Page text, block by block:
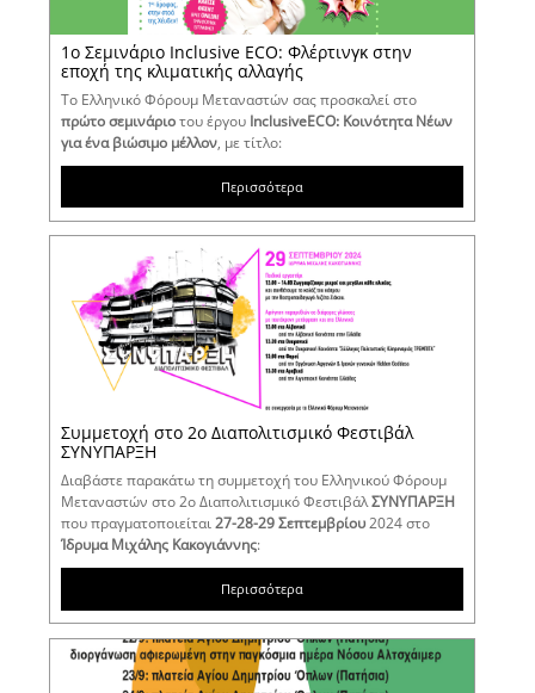
1o Σεμινάριο Inclusive ECO: Φλέρτινγκ στην
εποχή της κλιματικής αλλαγής
Το Ελληνικό Φόρουμ Μεταναστών σας προσκαλεί στο
πρώτο σεμινάριοτου έργου InclusiveECO: Κοινότητα Νέων
για ένα βιώσιμο μέλλον, με τίτλο:
Περισσότερα
Συμμετοχή στο 2ο Διαπολιτισμικό Φεστιβάλ
ΣΥΝΥΠΑΡΞΗ
Διαβάστε παρακάτω τη συμμετοχή του Ελληνικού Φόρουμ
Μεταναστών στο 2ο Διαπολιτισμικό ΦεστιβάλΣΥΝΥΠΑΡΞΗ
που πραγματοποιείται27-28-29 Σεπτεμβρίου2024 στο
Ίδρυμα Μιχάλης Κακογιάννης:
Περισσότερα